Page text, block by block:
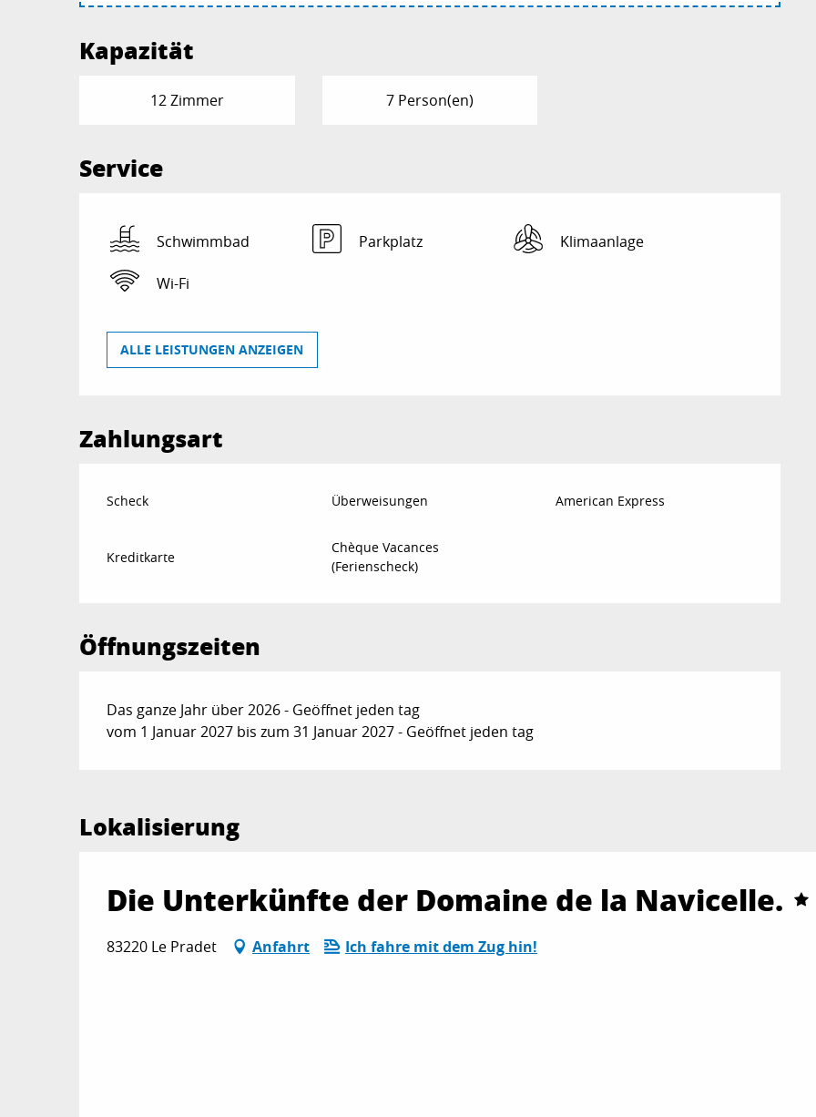
Kapazität
12 Zimmer 7 Person(en)
Service
Schwimmbad Parkplatz Klimaanlage
Wi-Fi
ALLE LEISTUNGEN ANZEIGEN
Zahlungsart
Scheck Überweisungen American Express
Kreditkarte
Chèque Vacances
(Ferienscheck)
Öffnungszeiten
Das ganze Jahr über 2026 - Geöffnet jeden tag
vom 1 Januar 2027 bis zum 31 Januar 2027 - Geöffnet jeden tag
Lokalisierung
Die Unterkünfte der Domaine de la Navicelle.
83220 Le Pradet Anfahrt Ich fahre mit dem Zug hin!